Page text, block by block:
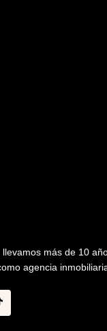
más de 10
agencia